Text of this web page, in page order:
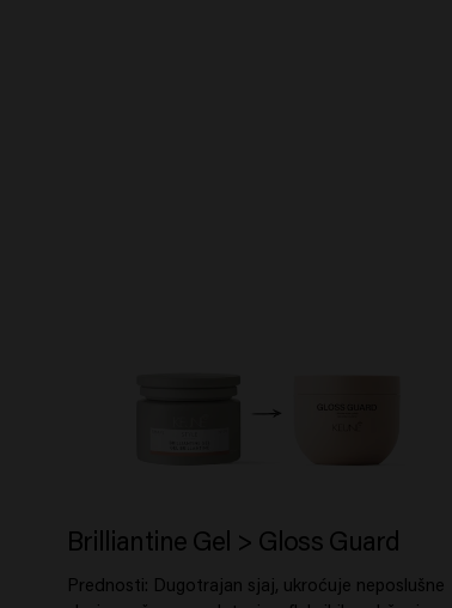
Brilliantine Gel > Gloss Guard
Prednosti: Dugotrajan sjaj, ukroćuje neposlušne